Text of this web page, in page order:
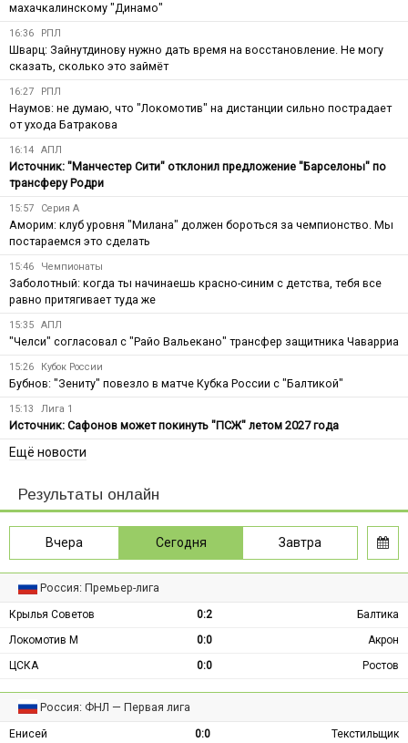
махачкалинскому "Динамо"
16:36 РПЛ
Шварц: Зайнутдинову нужно дать время на восстановление. Не могу
сказать, сколько это займёт
16:27 РПЛ
Наумов: не думаю, что "Локомотив" на дистанции сильно пострадает
от ухода Батракова
16:14 АПЛ
Источник: "Манчестер Сити" отклонил предложение "Барселоны" по
трансферу Родри
15:57 Серия А
Аморим: клуб уровня "Милана" должен бороться за чемпионство. Мы
постараемся это сделать
15:46 Чемпионаты
Заболотный: когда ты начинаешь красно-синим с детства, тебя все
равно притягивает туда же
15:35 АПЛ
"Челси" согласовал с "Райо Вальекано" трансфер защитника Чаварриа
15:26 Кубок России
Бубнов: "Зениту" повезло в матче Кубка России с "Балтикой"
15:13 Лига 1
Источник: Сафонов может покинуть "ПСЖ" летом 2027 года
Ещё новости
Результаты онлайн
Вчера Сегодня Завтра
Россия: Премьер-лига
Крылья Советов 0:2
Балтика
Локомотив М
0:0
Акрон
ЦСКА
0:0 Ростов
Россия: ФНЛ — Первая лига
Енисей 0:0
Текстильщик